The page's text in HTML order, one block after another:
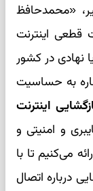
«محمدحافظ
قطعی اینترنت
نهادی در کشور
به حساسیت
اینترنت
و امنیتی و
می‌کنیم تا با
درباره اتصال